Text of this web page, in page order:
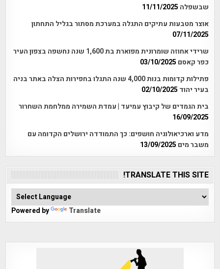
שבשפלה 11/11/2025
אוצר מטבעות עתיקים התגלה במערכת מסתור בגליל התחתון
07/11/2025
שרידי אחוזה שומרונית מפוארת בת 1,600 שנה נחשפה בצפון העיר
כפר קאסם 03/10/2025
פתילות קדומות בנות 4,000 שנה התגלו בחפירות הצלה באתר בניה
בעיר יהוד 02/10/2025
בית הגמדים של קיבוץ עמיעד | עמדת השמירה ממלחמת השחרור
16/09/2025
מדע וארכיאולוגיה חושפים: כך התמודדה ירושלים הקדומה עם
משבר מים 13/09/2025
TRANSLATE THIS SITE!
Powered by Translate